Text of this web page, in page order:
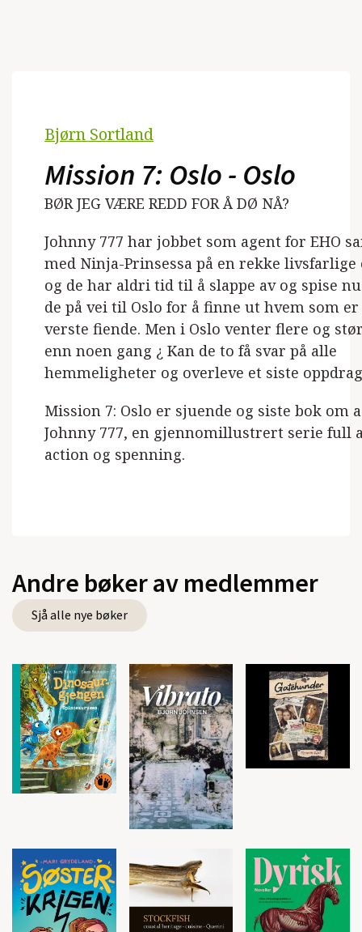
Bjørn Sortland
Mission 7: Oslo - Oslo
BØR JEG VÆRE REDD FOR Å DØ NÅ?
Johnny 777 har jobbet som agent for EHO
med Ninja-Prinsessa på en rekke livsfarlige
og de har aldri tid til å slappe av og spise
de på vei til Oslo for å finne ut hvem som er
verste fiende. Men i Oslo venter flere og
enn noen gang ¿ Kan de to få svar på alle
hemmeligheter og overleve et siste
Mission 7: Oslo er sjuende og siste bok om
Johnny 777, en gjennomillustrert serie full
action og spenning.
Andre bøker av medlemmer
Sjå alle nye bøker